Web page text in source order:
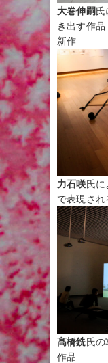
大巻伸嗣氏
き出す作品
新作
力石咲氏に
で表現さ
髙橋銑氏
作品